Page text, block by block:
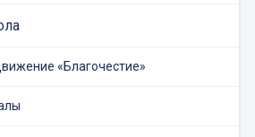
«Благочестие»